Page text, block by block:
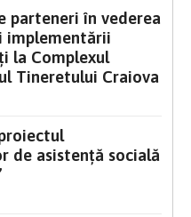
parteneri în vederea
implementării
la Complexul
Tineretului Craiova
de asistenţă socială